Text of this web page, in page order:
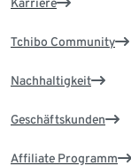
Tchibo Community
Nachhaltigkeit
Geschäftskunden
Affiliate Programm